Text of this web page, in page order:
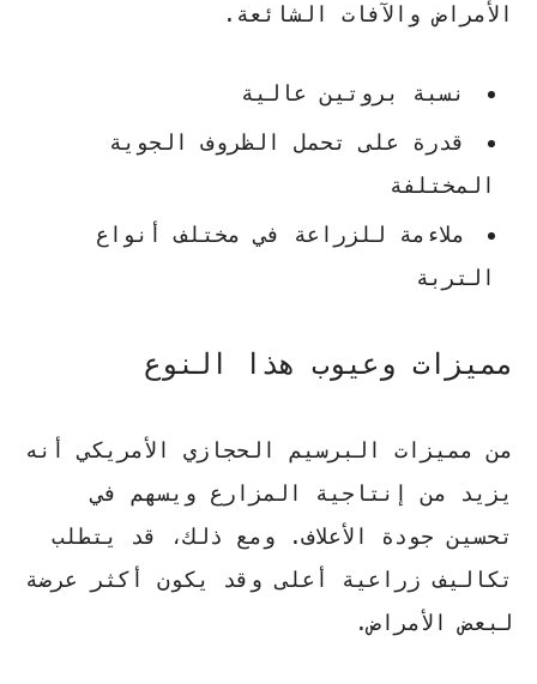
الأمراض والآفات الشائعة.
نسبة بروتين عالية
قدرة على تحمل الظروف الجوية
المختلفة
ملاءمة للزراعة في مختلف أنواع
التربة
مميزات وعيوب هذا النوع
من مميزات البرسيم الحجازي الأمريكي أنه
يزيد من إنتاجية المزارع ويسهم في
تحسين جودة الأعلاف. ومع ذلك، قد يتطلب
تكاليف زراعية أعلىوقد يكون أكثر عرضة
لبعض الأمراض.